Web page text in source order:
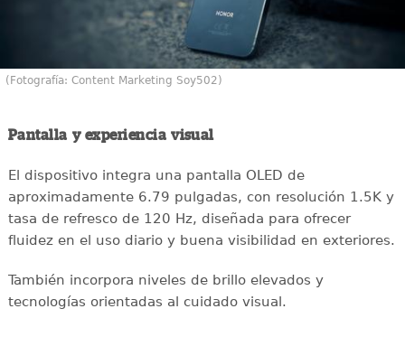
(Fotografía: Content Marketing Soy502)
Pantalla y experiencia visual
El dispositivo integra una pantalla OLED de
aproximadamente 6.79 pulgadas, con resolución 1.5K y
tasa de refresco de 120 Hz, diseñada para ofrecer
fluidez en el uso diario y buena visibilidad en exteriores.
También incorpora niveles de brillo elevados y
tecnologías orientadas al cuidado visual.